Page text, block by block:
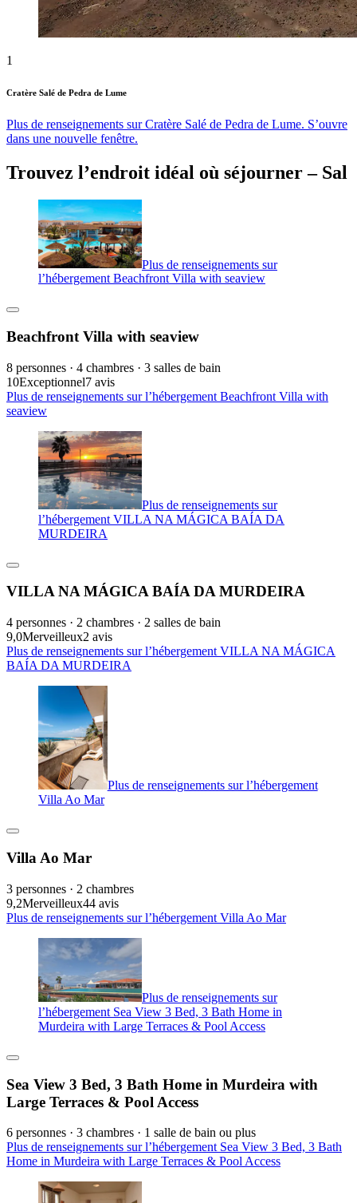
1
Cratère Salé de Pedra de Lume
Plus de renseignements sur Cratère Salé de Pedra de Lume. S’ouvre
dans une nouvelle fenêtre.
Trouvez l’endroit idéal où séjourner – Sal
Plus de renseignements sur
l’hébergement Beachfront Villa with seaview
Beachfront Villa with seaview
8 personnes · 4 chambres · 3 salles de bain
10Exceptionnel7 avis
Plus de renseignements sur l’hébergement Beachfront Villa with
seaview
Plus de renseignements sur
l’hébergement VILLA NA MÁGICA BAÍA DA
MURDEIRA
VILLA NA MÁGICA BAÍA DA MURDEIRA
4 personnes · 2 chambres · 2 salles de bain
9,0Merveilleux2 avis
Plus de renseignements sur l’hébergement VILLA NA MÁGICA
BAÍA DA MURDEIRA
Plus de renseignements sur l’hébergement
Villa Ao Mar
Villa Ao Mar
3 personnes · 2 chambres
9,2Merveilleux44 avis
Plus de renseignements sur l’hébergement Villa Ao Mar
Plus de renseignements sur
l’hébergement Sea View 3 Bed, 3 Bath Home in
Murdeira with Large Terraces & Pool Access
Sea View 3 Bed, 3 Bath Home in Murdeira with
Large Terraces & Pool Access
6 personnes · 3 chambres · 1 salle de bain ou plus
Plus de renseignements sur l’hébergement Sea View 3 Bed, 3 Bath
Home in Murdeira with Large Terraces & Pool Access